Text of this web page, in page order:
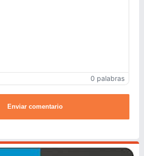
0 palabras
Enviar comentario